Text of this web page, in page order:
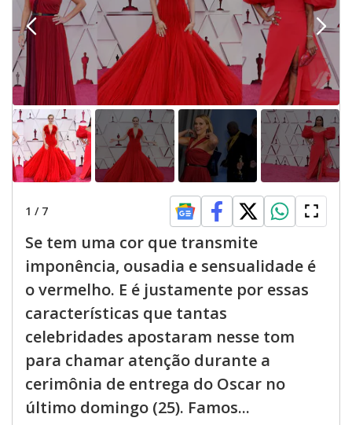
1 / 7
Se tem uma cor que transmite
imponência, ousadia e sensualidade é
o vermelho. E é justamente por essas
características que tantas
celebridades apostaram nesse tom
para chamar atenção durante a
cerimônia de entrega do Oscar no
último domingo (25). Famos...